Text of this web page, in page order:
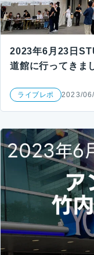
2023年6月23日
道館に行ってきま
ライブレポ 2023/